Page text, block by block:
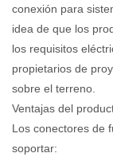
conexión para
idea de que los
los requisitos
propietarios de
sobre el terreno.
Ventajas del
Los conectores de
soportar: